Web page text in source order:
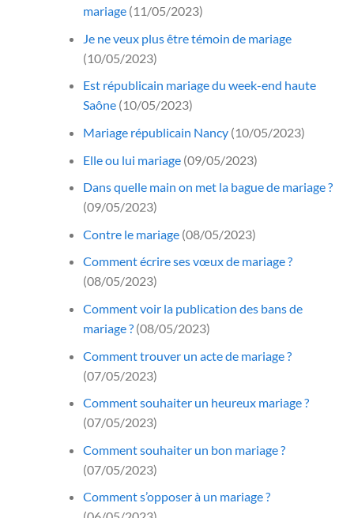
mariage(11/05/2023)
Je ne veux plus être témoin de mariage
(10/05/2023)
Est républicain mariage du week-end haute
Saône(10/05/2023)
Mariage républicain Nancy(10/05/2023)
Elle ou lui mariage(09/05/2023)
Dans quelle main on met la bague de mariage ?
(09/05/2023)
Contre le mariage(08/05/2023)
Comment écrire ses vœux de mariage ?
(08/05/2023)
Comment voir la publication des bans de
mariage ?(08/05/2023)
Comment trouver un acte de mariage ?
(07/05/2023)
Comment souhaiter un heureux mariage ?
(07/05/2023)
Comment souhaiter un bon mariage ?
(07/05/2023)
Comment s’opposer à un mariage ?